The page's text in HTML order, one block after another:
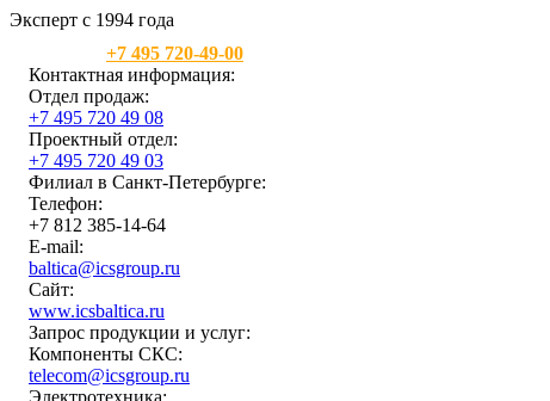
Эксперт с 1994 года
+7 495 720-49-00
Контактная информация:
Отдел продаж:
+7 495 720 49 08
Проектный отдел:
+7 495 720 49 03
Филиал в Санкт-Петербурге:
Телефон:
+7 812 385-14-64
E-mail:
baltica@icsgroup.ru
Сайт:
www.icsbaltica.ru
Запрос продукции и услуг:
Компоненты СКС:
telecom@icsgroup.ru
Электротехника: